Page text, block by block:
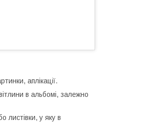
аплікації.
в альбомі, залежно
листівки, у яку в